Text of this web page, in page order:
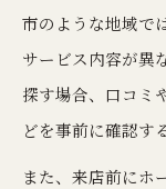
市のような地域で
サービス内容が異
探す場合、口コミ
どを事前に確認す
また、来店前にホ